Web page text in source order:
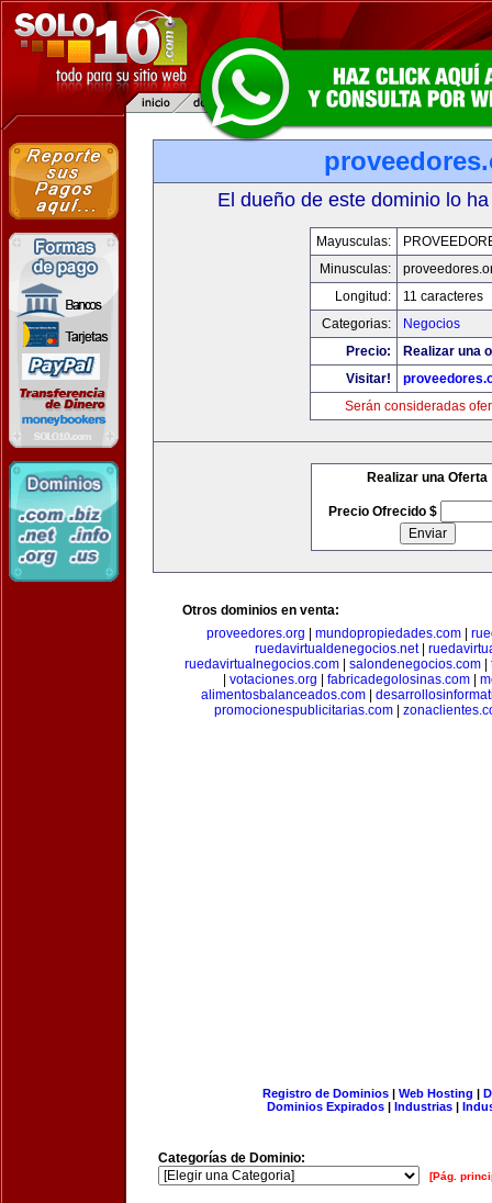
El dueño de este dominio lo
Mayusculas:
Minusculas:
Longitud:
11 caracteres
Categorias:
Negocios
Precio:
Realizar una
Visitar!
Serán consideradas
Realizar una Oferta
Precio Ofrecido $
Otros dominios en venta:
proveedores.org
mundopropiedades.com
ruedavirtualdenegocios.net|
ruedavirtualnegocios.com| salondenegocios.com|
votaciones.org fabricadegolosinas.com
alimentosbalanceados.com
promocionespublicitarias.com|
Registro de Dominios| Web Hosting |
Dominios Expirados | Industrias |
Categorías de Dominio:
[Pág.